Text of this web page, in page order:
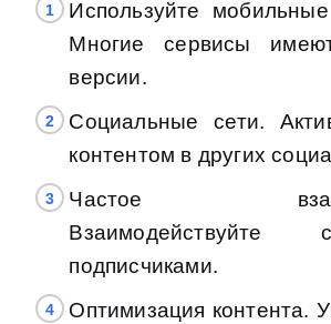
Используйте
Многие сервисы
версии.
Социальные сети.
контентом в других
Частое
подписчиками.
Оптимизация контента.